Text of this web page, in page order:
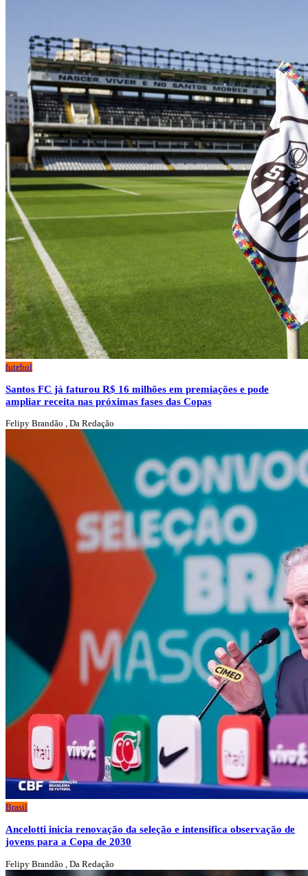
futebol
Santos FC já faturou R$ 16 milhões em premiações e pode
ampliar receita nas próximas fases das Copas
Felipy Brandão , Da Redação
Brasil
Ancelotti inicia renovação da seleção e intensifica observação de
jovens para a Copa de 2030
Felipy Brandão , Da Redação